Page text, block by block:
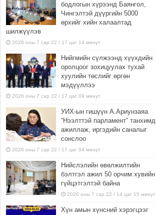
бодлогын хүрээнд Баянгол,
Чингэлтэй дүүргийн 5000
өрхийг хийн халаалтад
шилжүүлэв
2026 оны 7 сар 22 / 17 цаг 14 минут
Нийгмийн сүлжээнд хүүхдийн
оролцоог зохицуулах тухай
хуулийн төслийг өргөн
мэдүүллээ
2026 оны 7 сар 22 / 17 цаг 09 минут
УИХ-ын гишүүн А.Ариунзаяа
“Нээлттэй парламент” танхимд
ажиллаж, иргэдийн саналыг
сонслоо
2026 оны 7 сар 22 / 17 цаг 04 минут
Нийслэлийн өвөлжилтийн
бэлтгэл ажил 50 орчим хувийн
гүйцэтгэлтэй байна
2026 оны 7 сар 22 / 14 цаг 15 минут
Хүн амын хүнсний хэрэгцээг